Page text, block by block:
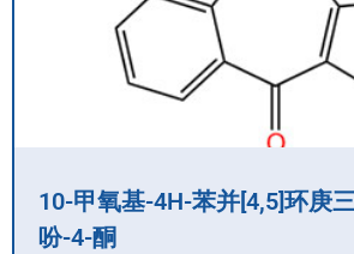
10-甲氧基-4H-苯并[4,5]环庚
吩-4-酮